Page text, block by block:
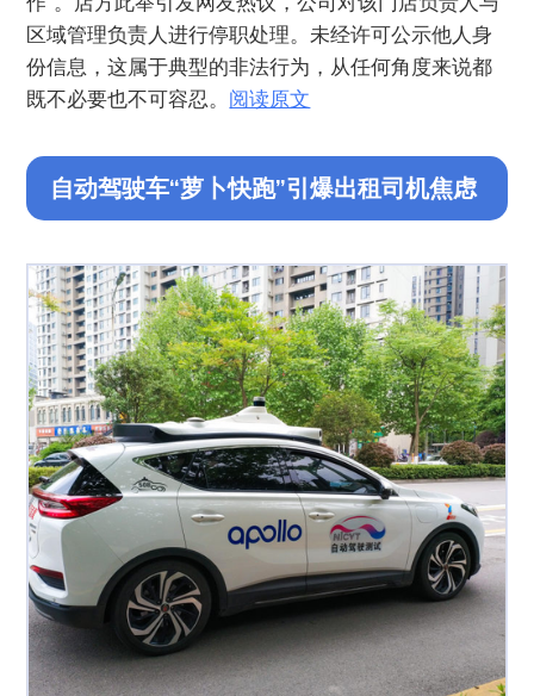
区域管理负责人进行停职处理。未经许可公示他人身
份信息，这属于典型的非法行为，从任何角度来说都
既不必要也不可容忍。 阅读原文
自动驾驶车“萝卜快跑”引爆出租司机焦虑